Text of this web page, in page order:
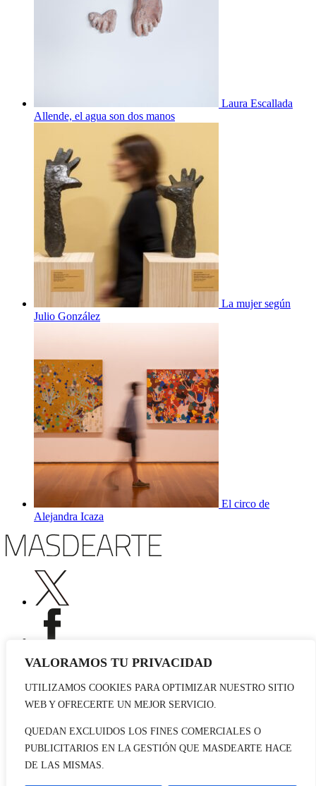
VALORAMOS TU PRIVACIDAD
UTILIZAMOS COOKIES PARA OPTIMIZAR NUESTRO SITIO
WEB Y OFRECERTE UN MEJOR SERVICIO.
QUEDAN EXCLUIDOS LOS FINES COMERCIALES O
PUBLICITARIOS EN LA GESTIÓN QUE MASDEARTE HACE
DE LAS MISMAS.
Laura Escallada
Allende, el agua son dos manos
La mujer según
Julio González
El circo de
Alejandra Icaza
Publicidad
Contacto
© 2026 masdearte. Información de exposiciones, museos y artistas